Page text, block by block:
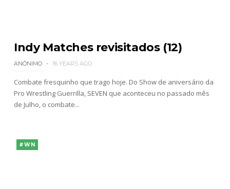
Indy Matches revisitados (12)
ANÓNIMO 16 YEARS AGO
Combate fresquinho que trago hoje. Do Show de aniversário da
Pro Wrestling Guerrilla, SEVEN que aconteceu no passado mês
de Julho, o combate...
#WN